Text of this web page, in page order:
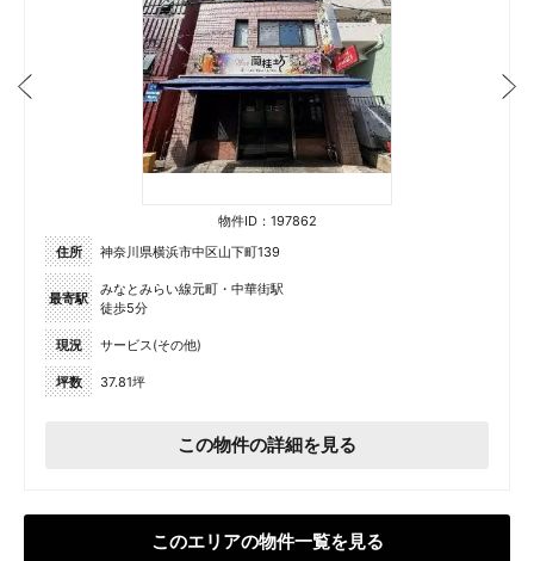
物件ID：197862
住所
神奈川県横浜市中区山下町139
最寄駅
みなとみらい線元町・中華街駅
徒歩5分
現況 サービス(その他)
坪数 37.81坪
この物件の詳細を見る
このエリアの物件一覧を見る